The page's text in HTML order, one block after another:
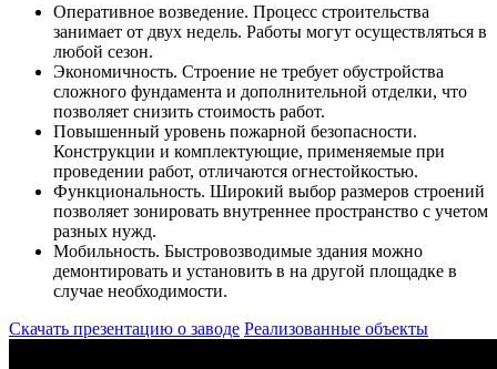
Оперативное возведение. Процесс строительства
занимает от двух недель. Работы могут осуществляться в
любой сезон.
Экономичность. Строение не требует обустройства
сложного фундамента и дополнительной отделки, что
позволяет снизить стоимость работ.
Повышенный уровень пожарной безопасности.
Конструкции и комплектующие, применяемые при
проведении работ, отличаются огнестойкостью.
Функциональность. Широкий выбор размеров строений
позволяет зонировать внутреннее пространство с учетом
разных нужд.
Мобильность. Быстровозводимые здания можно
демонтировать и установить в на другой площадке в
случае необходимости.
Скачать презентацию о заводе Реализованные объекты